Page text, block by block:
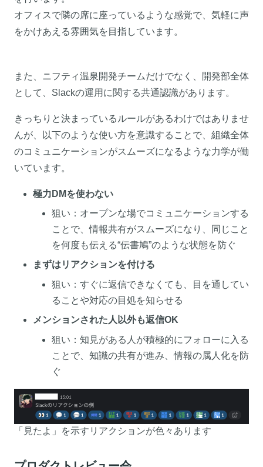
オフィスで隣の席に座っているような感覚で、気軽に声
をかけあえる雰囲気を目指しています。
また、ニフティ温泉開発チームだけでなく、開発部全体
として、Slackの運用に関する共通認識があります。
きっちりと決まっているルールがあるわけではありませ
んが、以下のような使い方を意識することで、組織全体
のコミュニケーションがスムーズになるような力学が働
いています。
極力DMを使わない
狙い：オープンな場でコミュニケーションする
ことで、情報共有がスムーズになり、同じこと
を何度も伝える“伝書鳩”のような状態を防ぐ
まずはリアクションを付ける
狙い：すぐに返信できなくても、目を通してい
ることや対応の目処を知らせる
メンションされた人以外も返信OK
狙い：知見がある人が積極的にフォローに入る
ことで、知識の共有が進み、情報の属人化を防
ぐ
「見たよ」を示すリアクションが色々あります